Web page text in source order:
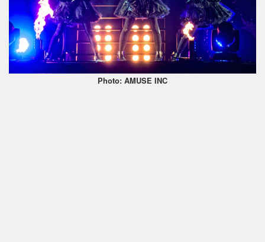
Photo: AMUSE INC